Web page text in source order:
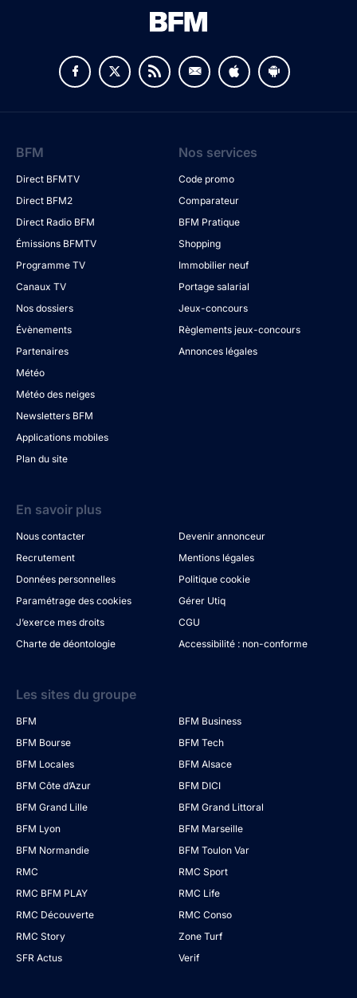
BFM
Direct BFMTV
Direct BFM2
Direct Radio BFM
Émissions BFMTV
Programme TV
Canaux TV
Nos dossiers
Évènements
Partenaires
Météo
Météo des neiges
Newsletters BFM
Applications mobiles
Plan du site
Nos services
Code promo
Comparateur
BFM Pratique
Shopping
Immobilier neuf
Portage salarial
Jeux-concours
Règlements jeux-concours
Annonces légales
En savoir plus
Nous contacter
Devenir annonceur
Recrutement
Mentions légales
Données personnelles
Politique cookie
Paramétrage des cookies
Gérer Utiq
J’exerce mes droits
CGU
Charte de déontologie
Accessibilité : non-conforme
Les sites du groupe
BFM
BFM Business
BFM Bourse
BFM Tech
BFM Locales
BFM Alsace
BFM Côte d’Azur
BFM DICI
BFM Grand Lille
BFM Grand Littoral
BFM Lyon
BFM Marseille
BFM Normandie
BFM Toulon Var
RMC
RMC Sport
RMC BFM PLAY
RMC Life
RMC Découverte
RMC Conso
RMC Story
Zone Turf
SFR Actus
Verif